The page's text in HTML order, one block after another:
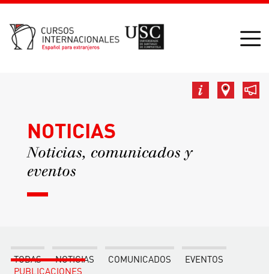
NOTICIAS
Noticias, comunicados y
eventos
TODAS NOTICIAS COMUNICADOS
EVENTOS